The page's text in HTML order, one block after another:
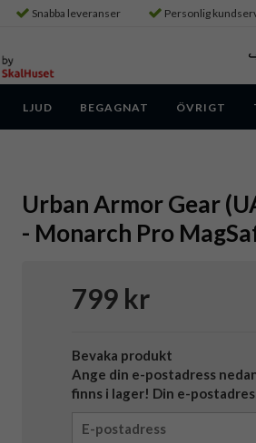
Snabba leveranser Personlig
LJUD BEGAGNAT ÖVRIGT
Urban Armor Gear
- Monarch Pro
799 kr
Bevaka produkt
Ange din e-postadress
finns i lager! Din e-